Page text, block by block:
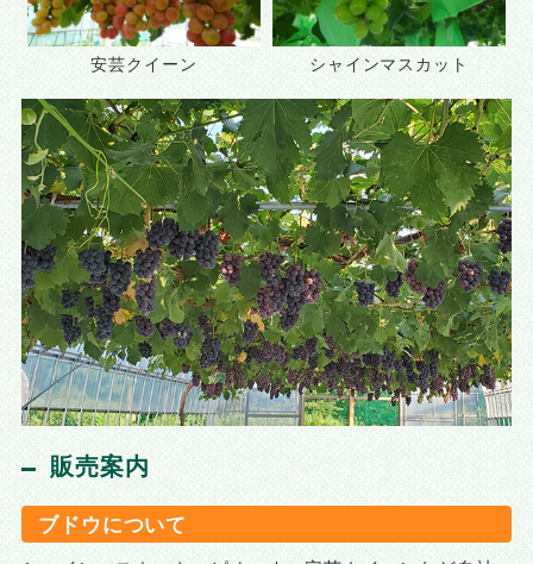
安芸クイーン シャインマスカット
販売案内
ブドウについて